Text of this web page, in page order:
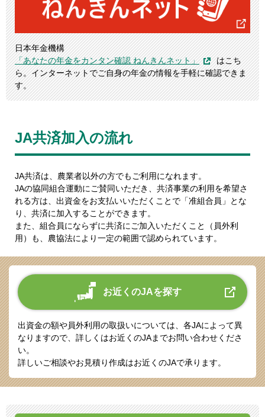
日本年金機構
「あなたの年金をカンタン確認 ねんきんネット」
はこち
ら。インターネットでご自身の年金の情報を手軽に確認できま
す。
JA共済加入の流れ
JA共済は、農業者以外の方でもご利用になれます。
JAの協同組合運動にご賛同いただき、共済事業の利用を希望さ
れる方は、出資金をお支払いいただくことで「准組合員」とな
り、共済に加入することができます。
また、組合員にならずに共済にご加入いただくこと（員外利
用）も、農協法により一定の範囲で認められています。
お近くのJAを探す
出資金の額や員外利用の取扱いについては、各JAによって異
なりますので、詳しくはお近くのJAまでお問い合わせくださ
い。
詳しいご相談やお見積り作成はお近くのJAで承ります。